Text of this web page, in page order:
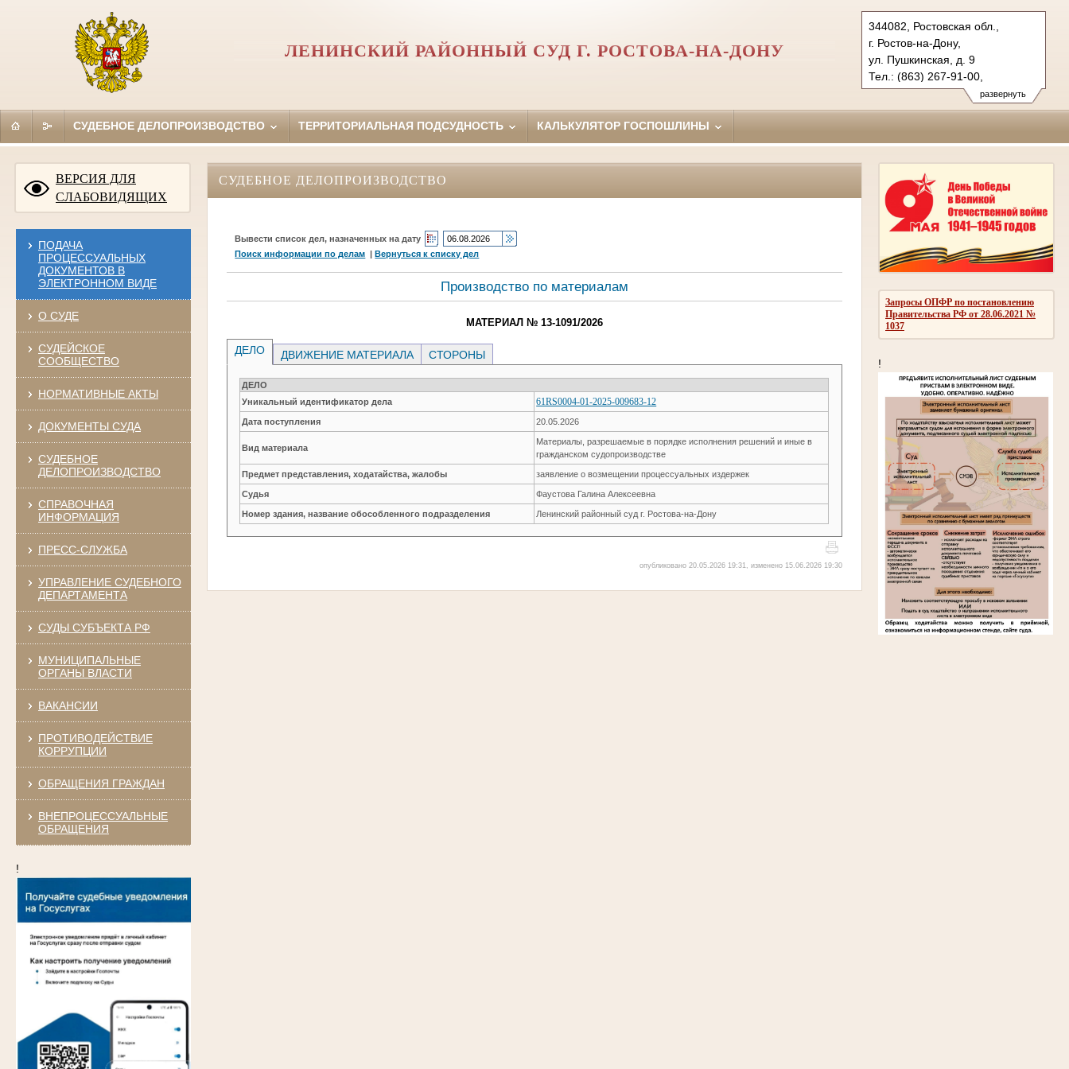
развернуть
344082, Ростовская обл.,
г. Ростов-на-Дону,
ул. Пушкинская, д. 9
Тел.: (863) 267-91-00,
(863) 267-87-93 (ф.)
leninsky.ros@sudrf.ru
ЛЕНИНСКИЙ РАЙОННЫЙ СУД Г. РОСТОВА-НА-ДОНУ
СУДЕБНОЕ ДЕЛОПРОИЗВОДСТВО ТЕРРИТОРИАЛЬНАЯ ПОДСУДНОСТЬ КАЛЬКУЛЯТОР ГОСПОШЛИНЫ
ВЕРСИЯ ДЛЯ
СЛАБОВИДЯЩИХ
ПОДАЧА
ПРОЦЕССУАЛЬНЫХ
ДОКУМЕНТОВ В
ЭЛЕКТРОННОМ ВИДЕ
О СУДЕ
СУДЕЙСКОЕ
СООБЩЕСТВО
НОРМАТИВНЫЕ АКТЫ
ДОКУМЕНТЫ СУДА
СУДЕБНОЕ
ДЕЛОПРОИЗВОДСТВО
СПРАВОЧНАЯ
ИНФОРМАЦИЯ
ПРЕСС-СЛУЖБА
УПРАВЛЕНИЕ СУДЕБНОГО
ДЕПАРТАМЕНТА
СУДЫ СУБЪЕКТА РФ
МУНИЦИПАЛЬНЫЕ
ОРГАНЫ ВЛАСТИ
ВАКАНСИИ
ПРОТИВОДЕЙСТВИЕ
КОРРУПЦИИ
ОБРАЩЕНИЯ ГРАЖДАН
ВНЕПРОЦЕССУАЛЬНЫЕ
ОБРАЩЕНИЯ
!
Запросы ОПФР по постановлению
Правительства РФ от 28.06.2021 №
1037
!
СУДЕБНОЕ ДЕЛОПРОИЗВОДСТВО
Вывести список дел, назначенных на дату
Поиск информации по делам |Вернуться к списку дел
Производство по материалам
МАТЕРИАЛ № 13-1091/2026
ДЕЛО ДВИЖЕНИЕ МАТЕРИАЛА СТОРОНЫ
ДЕЛО
Уникальный идентификатор дела
61RS0004-01-2025-009683-12
Дата поступления 20.05.2026
Вид материала
Материалы, разрешаемые в порядке исполнения решений и иные в
гражданском судопроизводстве
Предмет представления, ходатайства, жалобы заявление о возмещении процессуальных издержек
Судья Фаустова Галина Алексеевна
Номер здания, название обособленного подразделения Ленинский районный суд г. Ростова-на-Дону
опубликовано 20.05.2026 19:31, изменено 15.06.2026 19:30